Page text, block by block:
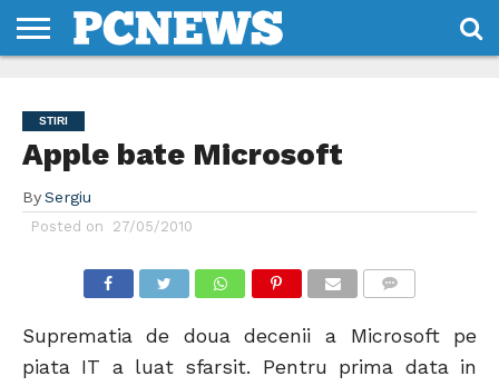
NOI
SI
CONDITII
STIRI
Apple bate Microsoft
By Sergiu
Posted on 27/05/2010
Suprematia de doua decenii a Microsoft pe
piata IT a luat sfarsit. Pentru prima data in